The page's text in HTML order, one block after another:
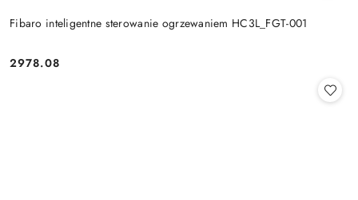
Fibaro inteligentne sterowanie ogrzewaniem HC3L_FGT-001
Cena:
2978.08